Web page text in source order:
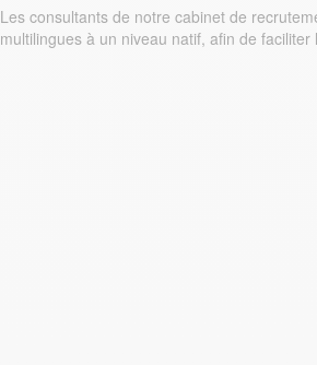
Les consultants de notre cabinet de
multilingues à un niveau natif, afin de faciliter